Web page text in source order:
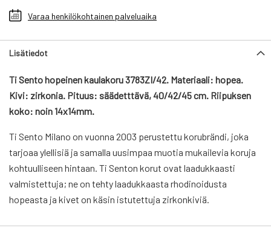
Varaa henkilökohtainen palveluaika
Lisätiedot
Ti Sento hopeinen kaulakoru 3783ZI/42. Materiaali: hopea.
Kivi: zirkonia. Pituus: säädetttävä, 40/42/45 cm. Riipuksen
koko: noin 14x14mm.
Ti Sento Milano on vuonna 2003 perustettu korubrändi, joka
tarjoaa ylellisiä ja samalla uusimpaa muotia mukailevia koruja
kohtuulliseen hintaan. Ti Senton korut ovat laadukkaasti
valmistettuja; ne on tehty laadukkaasta rhodinoidusta
hopeasta ja kivet on käsin istutettuja zirkonkiviä.